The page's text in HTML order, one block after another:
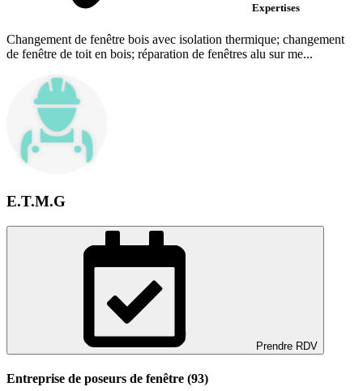
Expertises
Changement de fenêtre bois avec isolation thermique; changement
de fenêtre de toit en bois; réparation de fenêtres alu sur me...
E.T.M.G
Prendre RDV
Entreprise de poseurs de fenêtre (93)